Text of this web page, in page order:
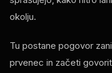
okolju.
Tu postane pogovor
prvenec in začeti